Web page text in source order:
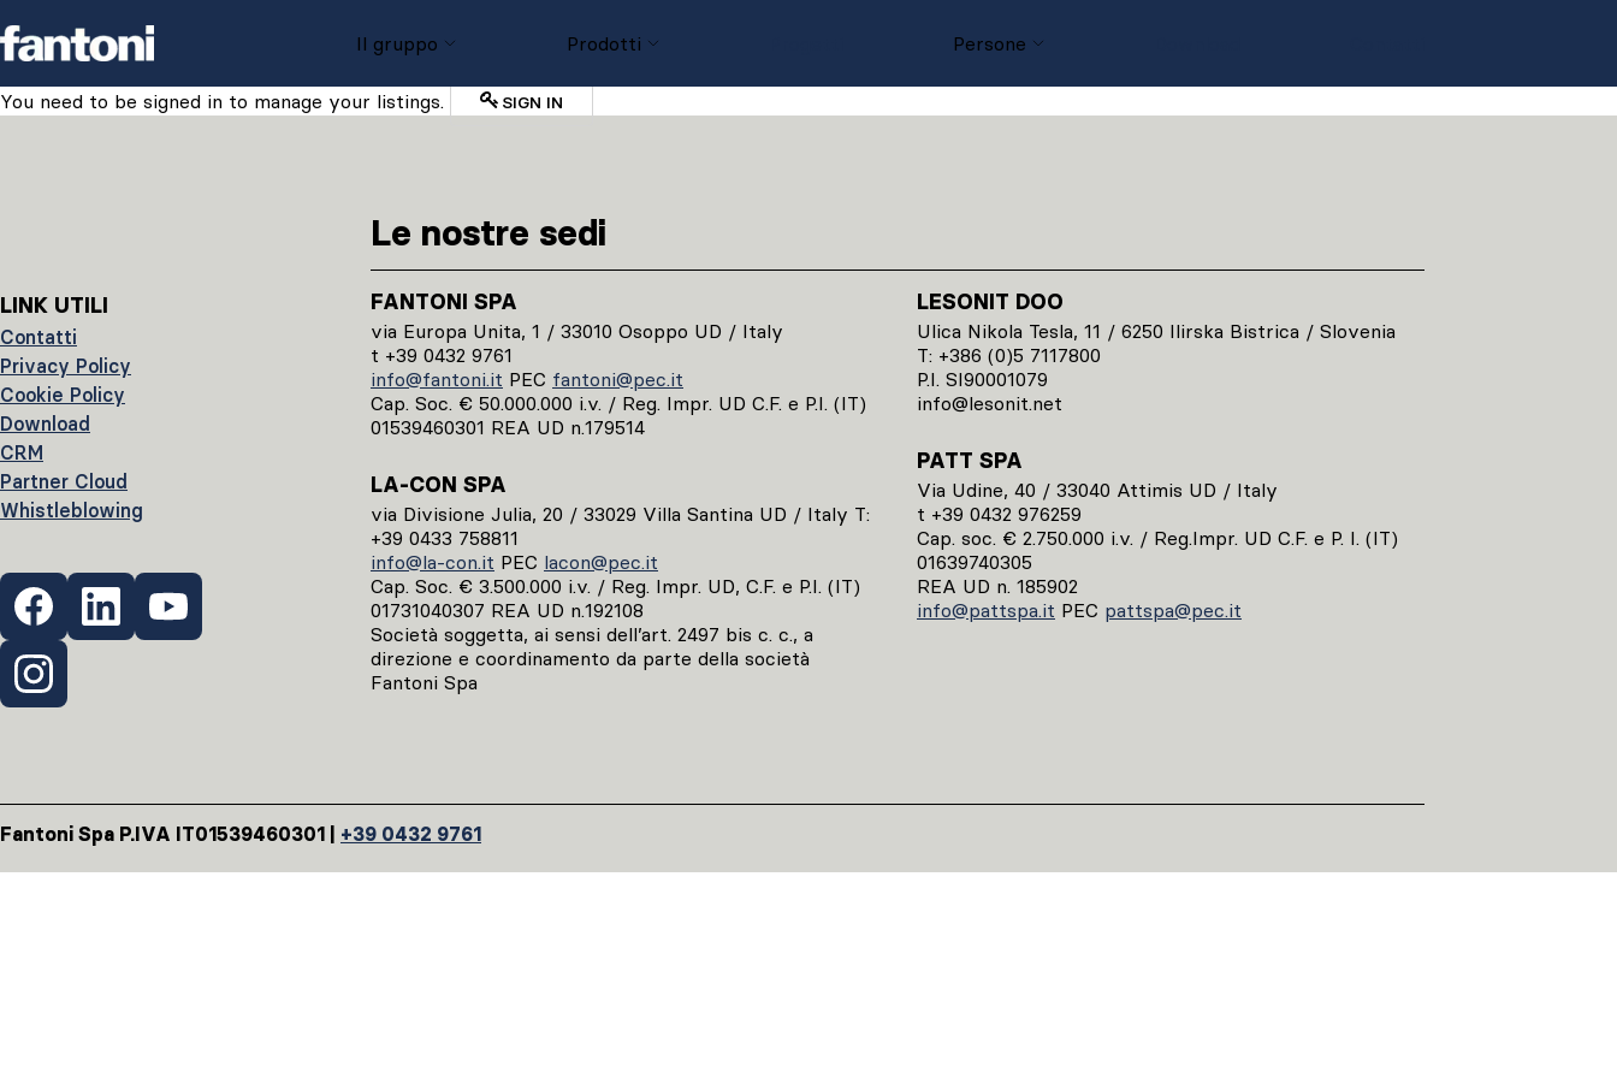
Il gruppo
Prodotti Persone
You need to be signed in to manage your listings. SIGN IN
LINK UTILI
Contatti
Privacy Policy
Cookie Policy
Download
CRM
Partner Cloud
Whistleblowing
Le nostre sedi
FANTONI SPA
via Europa Unita, 1 / 33010 Osoppo UD / Italy
t +39 0432 9761
info@fantoni.it PEC fantoni@pec.it
Cap. Soc. € 50.000.000 i.v. / Reg. Impr. UD C.F. e P.I. (IT)
01539460301 REA UD n.179514
LA-CON SPA
via Divisione Julia, 20 / 33029 Villa Santina UD / Italy T:
+39 0433 758811
info@la-con.it PEC lacon@pec.it
Cap. Soc. € 3.500.000 i.v. / Reg. Impr. UD, C.F. e P.I. (IT)
01731040307 REA UD n.192108
Società soggetta, ai sensi dell’art. 2497 bis c. c., a
direzione e coordinamento da parte della società
Fantoni Spa
LESONIT DOO
Ulica Nikola Tesla, 11 / 6250 Ilirska Bistrica / Slovenia
T: +386 (0)5 7117800
P.I. SI90001079
info@lesonit.net
PATT SPA
Via Udine, 40 / 33040 Attimis UD / Italy
t +39 0432 976259
Cap. soc. € 2.750.000 i.v. / Reg.Impr. UD C.F. e P. I. (IT)
01639740305
REA UD n. 185902
info@pattspa.it PEC pattspa@pec.it
Fantoni Spa P.IVA IT01539460301 | +39 0432 9761